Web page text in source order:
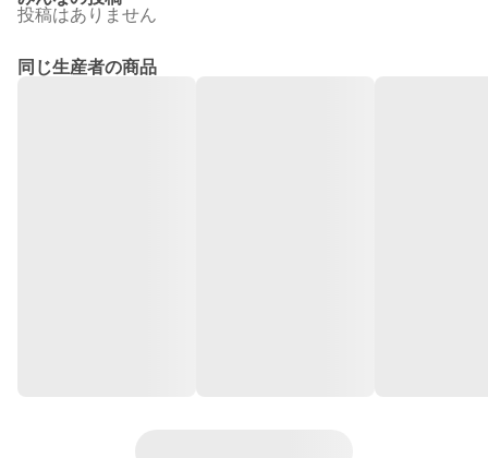
投稿はありません
同じ生産者の商品